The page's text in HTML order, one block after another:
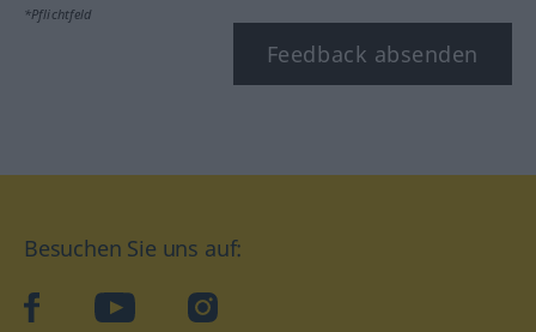
*Pflichtfeld
Feedback absenden
Besuchen Sie uns auf:
facebookYouTube Instagram